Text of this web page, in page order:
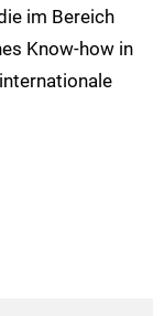
im Bereich
Know-how in